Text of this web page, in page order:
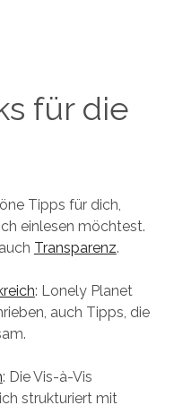
für die
Tipps für dich,
einlesen möchtest.
Transparenz.
: Lonely Planet
auch Tipps, die
: Die Vis-à-Vis
strukturiert mit